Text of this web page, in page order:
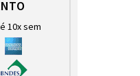
10x sem